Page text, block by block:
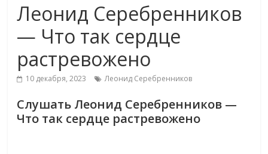
Леонид Серебренников
— Что так сердце
растревожено
10 декабря, 2023 Леонид Серебренников
Слушать Леонид Серебренников —
Что так сердце растревожено